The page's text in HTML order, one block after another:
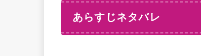
あらすじネタバレ